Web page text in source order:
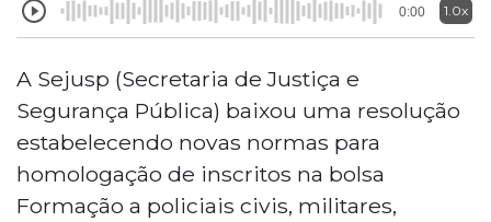
0:00 1.0x
A Sejusp (Secretaria de Justiça e
Segurança Pública) baixou uma resolução
estabelecendo novas normas para
homologação de inscritos na bolsa
Formação a policiais civis, militares,